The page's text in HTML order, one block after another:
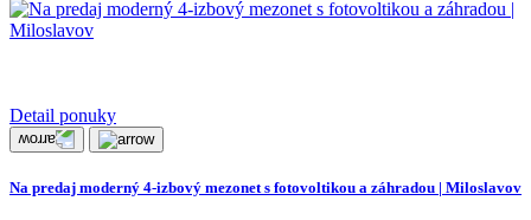
Detail ponuky
Na predaj moderný 4-izbový mezonet s fotovoltikou a záhradou | Miloslavov